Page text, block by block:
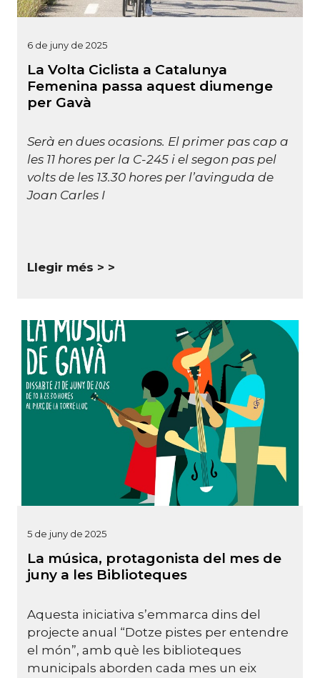
6 de juny de 2025
La Volta Ciclista a Catalunya
Femenina passa aquest diumenge
per Gavà
Serà en dues ocasions. El primer pas cap a
les 11 hores per la C-245 i el segon pas pel
volts de les 13.30 hores per l’avinguda de
Joan Carles I
Llegir més >
5 de juny de 2025
La música, protagonista del mes de
juny a les Biblioteques
Aquesta iniciativa s’emmarca dins del
projecte anual “Dotze pistes per entendre
el món”, amb què les biblioteques
municipals aborden cada mes un eix